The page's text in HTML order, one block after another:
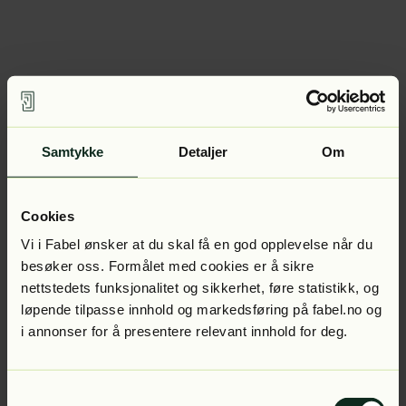
Samtykke Detaljer Om
Cookies
Vi i Fabel ønsker at du skal få en god opplevelse når du
besøker oss. Formålet med cookies er å sikre
nettstedets funksjonalitet og sikkerhet, føre statistikk, og
løpende tilpasse innhold og markedsføring på fabel.no og
i annonser for å presentere relevant innhold for deg.